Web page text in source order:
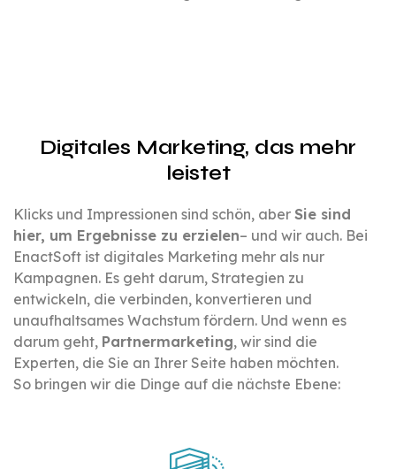
Digitales Marketing, das mehr
leistet
Klicks und Impressionen sind schön, aber Sie sind
hier, um Ergebnisse zu erzielen– und wir auch. Bei
EnactSoft ist digitales Marketing mehr als nur
Kampagnen. Es geht darum, Strategien zu
entwickeln, die verbinden, konvertieren und
unaufhaltsames Wachstum fördern. Und wenn es
darum geht, Partnermarketing, wir sind die
Experten, die Sie an Ihrer Seite haben möchten.
So bringen wir die Dinge auf die nächste Ebene: